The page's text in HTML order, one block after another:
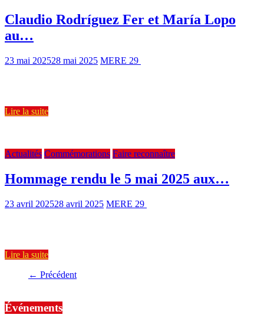
Claudio Rodríguez Fer et María Lopo
au…
23 mai 202528 mai 2025 MERE 29
Lire la suite
Actualités Commémorations Faire reconnaître
Hommage rendu le 5 mai 2025 aux…
23 avril 202528 avril 2025 MERE 29
Lire la suite
← Précédent
Événements